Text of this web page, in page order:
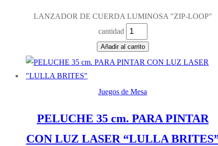
LANZADOR DE CUERDA LUMINOSA "ZIP-LOOP"
cantidad
Añadir al carrito
Juegos de Mesa
PELUCHE 35 cm. PARA PINTAR
CON LUZ LASER “LULLA